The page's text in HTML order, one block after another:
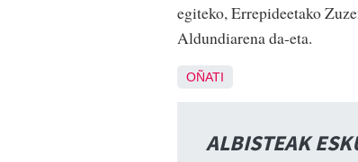
egiteko, Errepideetako
Aldundiarena da-eta.
OÑATI
ALBISTEAK